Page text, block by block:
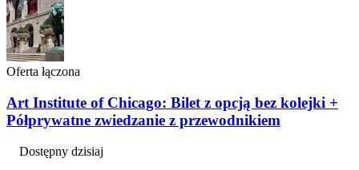
Oferta łączona
Art Institute of Chicago: Bilet z opcją bez kolejki +
Półprywatne zwiedzanie z przewodnikiem
Dostępny dzisiaj